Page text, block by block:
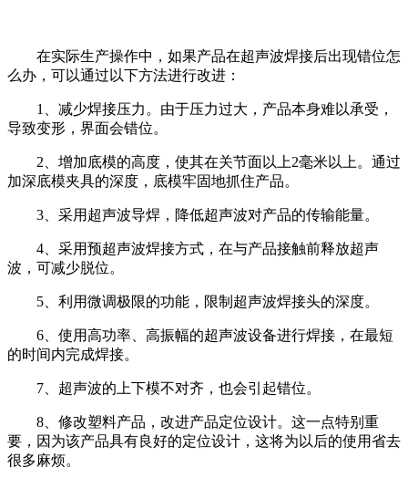
在实际生产操作中，如果产品在超声波焊接后出现错位怎
么办，可以通过以下方法进行改进：
1、减少焊接压力。由于压力过大，产品本身难以承受，
导致变形，界面会错位。
2、增加底模的高度，使其在关节面以上2毫米以上。通过
加深底模夹具的深度，底模牢固地抓住产品。
3、采用超声波导焊，降低超声波对产品的传输能量。
4、采用预超声波焊接方式，在与产品接触前释放超声
波，可减少脱位。
5、利用微调极限的功能，限制超声波焊接头的深度。
6、使用高功率、高振幅的超声波设备进行焊接，在最短
的时间内完成焊接。
7、超声波的上下模不对齐，也会引起错位。
8、修改塑料产品，改进产品定位设计。这一点特别重
要，因为该产品具有良好的定位设计，这将为以后的使用省去
很多麻烦。